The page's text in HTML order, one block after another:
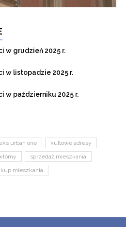
w grudzień 2025 r.
w listopadzie 2025 r.
w październiku 2025 r.
urban one
kultowe adresy
sprzedaż mieszkania
mieszkania